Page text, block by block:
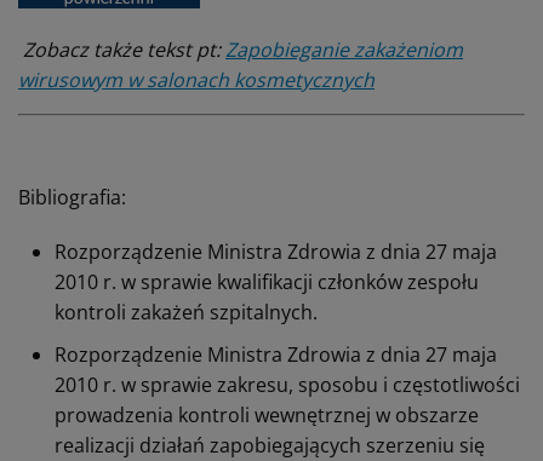
Zobacz także tekst pt:Zapobieganie zakażeniom
wirusowym w salonach kosmetycznych
Bibliografia:
Rozporządzenie Ministra Zdrowia z dnia 27 maja
2010 r. w sprawie kwalifikacji członków zespołu
kontroli zakażeń szpitalnych.
Rozporządzenie Ministra Zdrowia z dnia 27 maja
2010 r. w sprawie zakresu, sposobu i częstotliwości
prowadzenia kontroli wewnętrznej w obszarze
realizacji działań zapobiegających szerzeniu się